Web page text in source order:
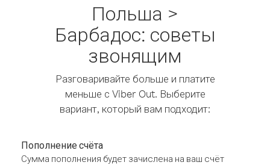
Польша >
Барбадос: советы
звонящим
Разговаривайте больше и платите
меньше с Viber Out. Выберите
вариант, который вам подходит:
Пополнение счёта
Сумма пополнения будет зачислена на ваш счёт